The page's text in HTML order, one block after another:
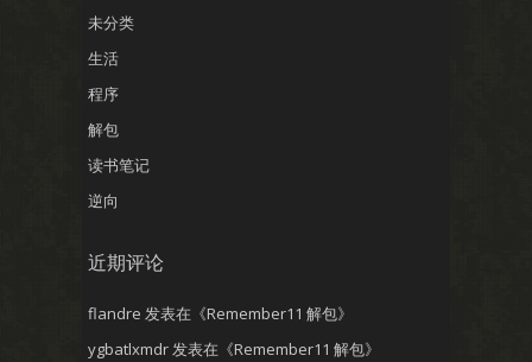
未分类
生活
程序
解包
读书笔记
逆向
近期评论
flandre 发表在《Remember11 解包》
ygbatlxmdr发表在《Remember11 解包》